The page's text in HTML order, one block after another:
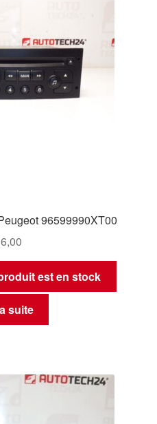
96599990XT00
est en stock
suite